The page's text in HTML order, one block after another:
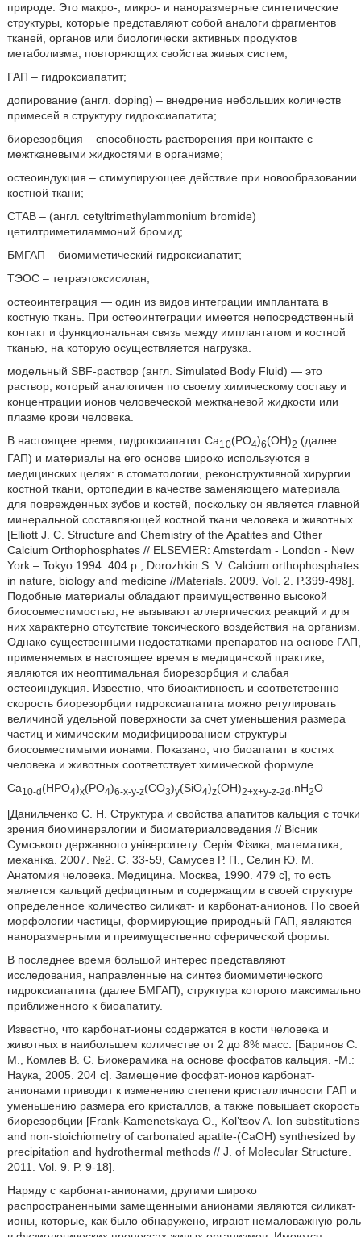
природе. Это макро-, микро- и наноразмерные синтетические
структуры, которые представляют собой аналоги фрагментов
тканей, органов или биологически активных продуктов
метаболизма, повторяющих свойства живых систем;
ГАП – гидроксиапатит;
допирование (англ. doping) – внедрение небольших количеств
примесей в структуру гидроксиапатита;
биорезорбция – способность растворения при контакте с
межтканевыми жидкостями в организме;
остеоиндукция – стимулирующее действие при новообразовании
костной ткани;
CTAB – (англ. cetyltrimethylammonium bromide)
цетилтриметиламмоний бромид;
БМГАП – биомиметический гидроксиапатит;
ТЭОС – тетраэтоксисилан;
остеоинтеграция — один из видов интеграции имплантата в
костную ткань. При остеоинтеграции имеется непосредственный
контакт и функциональная связь между имплантатом и костной
тканью, на которую осуществляется нагрузка.
модельный SBF-раствор (англ. Simulated Body Fluid) — это
раствор, который аналогичен по своему химическому составу и
концентрации ионов человеческой межтканевой жидкости или
плазме крови человека.
В настоящее время, гидроксиапатит Са1 0(PO4)6(ОН)2 (далее
ГАП) и материалы на его основе широко используются в
медицинских целях: в стоматологии, реконструктивной хирургии
костной ткани, ортопедии в качестве заменяющего материала
для поврежденных зубов и костей, поскольку он является главной
минеральной составляющей костной ткани человека и животных
[Elliott J. C. Structure and Chemistry of the Apatites and Other
Calcium Orthophosphates // ELSEVIER: Amsterdam - London - New
York – Tokyo.1994. 404 p.; Dorozhkin S. V. Calcium orthophosphates
in nature, biology and medicine //Materials. 2009. Vol. 2. P.399-498].
Подобные материалы обладают преимущественно высокой
биосовместимостью, не вызывают аллергических реакций и для
них характерно отсутствие токсического воздействия на организм.
Однако существенными недостатками препаратов на основе ГАП,
применяемых в настоящее время в медицинской практике,
являются их неоптимальная биорезорбция и слабая
остеоиндукция. Известно, что биоактивность и соответственно
скорость биорезорбции гидроксиапатита можно регулировать
величиной удельной поверхности за счет уменьшения размера
частиц и химическим модифицированием структуры
биосовместимыми ионами. Показано, что биоапатит в костях
человека и животных соответствует химической формуле
Ca10-d(HPO4)x(PO4)6-x-y-z(CO3)y(SiO4)z(OH)2+x+y-z-2d .nH2O
[Данильченко С. Н. Структура и свойства апатитов кальция с точки
зрения биоминералогии и биоматериаловедения // Вісник
Сумського державного університету. Серія Фізика, математика,
механіка. 2007. №2. С. 33-59, Самусев Р. П., Селин Ю. М.
Анатомия человека. Медицина. Москва, 1990. 479 с], то есть
является кальций дефицитным и содержащим в своей структуре
определенное количество силикат- и карбонат-анионов. По своей
морфологии частицы, формирующие природный ГАП, являются
наноразмерными и преимущественно сферической формы.
В последнее время большой интерес представляют
исследования, направленные на синтез биомиметического
гидроксиапатита (далее БМГАП), структура которого максимально
приближенного к биоапатиту.
Известно, что карбонат-ионы содержатся в кости человека и
животных в наибольшем количестве от 2 до 8% масс. [Баринов С.
М., Комлев В. С. Биокерамика на основе фосфатов кальция. -М.:
Наука, 2005. 204 с]. Замещение фосфат-ионов карбонат-
анионами приводит к изменению степени кристалличности ГАП и
уменьшению размера его кристаллов, а также повышает скорость
биорезорбции [Frank-Kamenetskaya O., Kol’tsov A. Ion substitutions
and non-stoichiometry of carbonated apatite-(CaOH) synthesized by
precipitation and hydrothermal methods // J. of Molecular Structure.
2011. Vol. 9. P. 9-18].
Наряду с карбонат-анионами, другими широко
распространенными замещенными анионами являются силикат-
ионы, которые, как было обнаружено, играют немаловажную роль